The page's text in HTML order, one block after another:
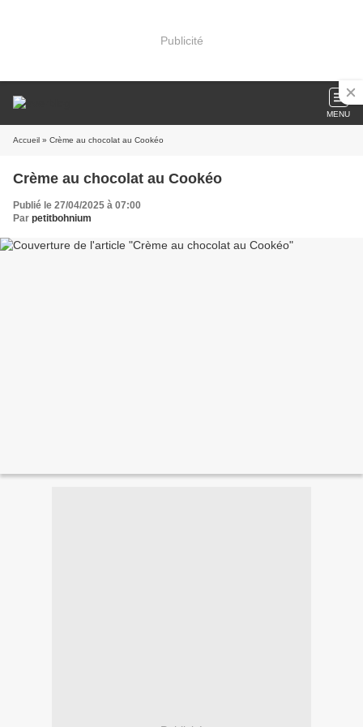
Publicité
MENU
Accueil » Crème au chocolat au Cookéo
Crème au chocolat au Cookéo
Publié le 27/04/2025 à 07:00
Par petitbohnium